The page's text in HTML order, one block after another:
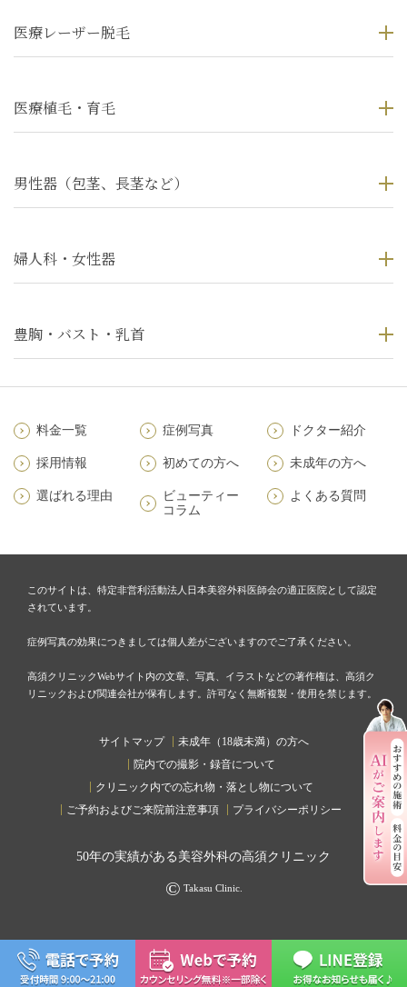
医療レーザー脱毛
医療植毛・育毛
男性器（包茎、長茎など）
婦人科・女性器
豊胸・バスト・乳首
料金一覧 症例写真 ドクター紹介
採用情報 初めての方へ 未成年の方へ
選ばれる理由
ビューティー
コラム
よくある質問
このサイトは、特定非営利活動法人日本美容外科医師会の適正医院として認定
されています。
症例写真の効果につきましては個人差がございますのでご了承ください。
高須クリニックWebサイト内の文章、写真、イラストなどの著作権は、高須ク
リニックおよび関連会社が保有します。許可なく無断複製・使用を禁じます。
サイトマップ
未成年（18歳未満）の方へ
院内での撮影・録音について
クリニック内での忘れ物・落とし物について
ご予約およびご来院前注意事項
プライバシーポリシー
50年の実績がある美容外科の高須クリニック
© Takasu Clinic.